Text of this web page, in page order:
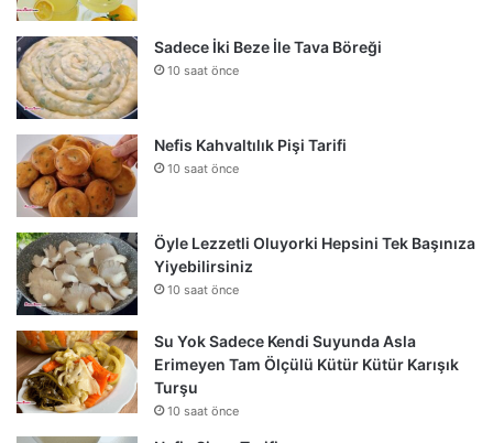
Sadece İki Beze İle Tava Böreği
10 saat önce
Nefis Kahvaltılık Pişi Tarifi
10 saat önce
Öyle Lezzetli Oluyorki Hepsini Tek Başınıza
Yiyebilirsiniz
10 saat önce
Su Yok Sadece Kendi Suyunda Asla
Erimeyen Tam Ölçülü Kütür Kütür Karışık
Turşu
10 saat önce